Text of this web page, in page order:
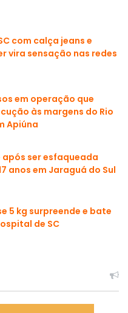
com calça jeans e
vira sensação nas redes
em operação que
às margens do Rio
Apiúna
após ser esfaqueada
anos em Jaraguá do Sul
5 kg surpreende e bate
de SC